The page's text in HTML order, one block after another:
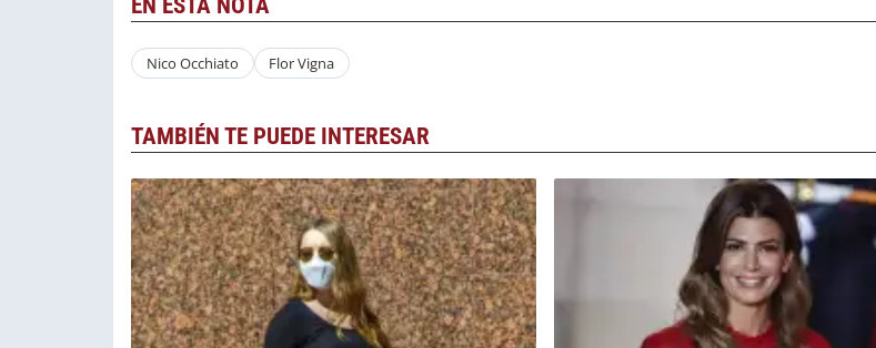
EN ESTA NOTA
Nico Occhiato Flor Vigna
TAMBIÉN TE PUEDE INTERESAR